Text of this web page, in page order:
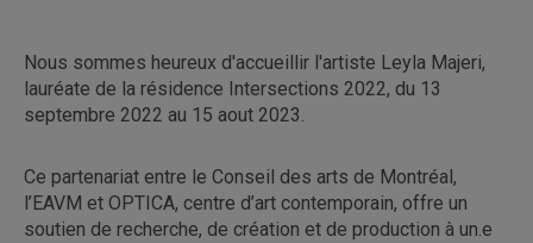
Nous sommes heureux d'accueillir l'artiste Leyla Majeri,
lauréate de la résidence Intersections 2022, du 13
septembre 2022 au 15 aout 2023.
Ce partenariat entre le Conseil des arts de Montréal,
l’EAVM et OPTICA, centre d’art contemporain, offre un
soutien de recherche, de création et de production à un.e